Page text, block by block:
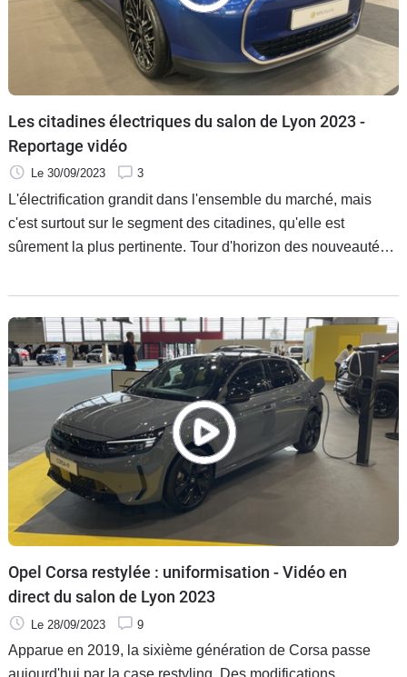
Les citadines électriques du salon de Lyon 2023 -
Reportage vidéo
Le 30/09/2023 3
L'électrification grandit dans l'ensemble du marché, mais
c'est surtout sur le segment des citadines, qu'elle est
sûrement la plus pertinente. Tour d'horizon des nouveautés
Opel Corsa restylée : uniformisation - Vidéo en
direct du salon de Lyon 2023
Le 28/09/2023 9
Apparue en 2019, la sixième génération de Corsa passe